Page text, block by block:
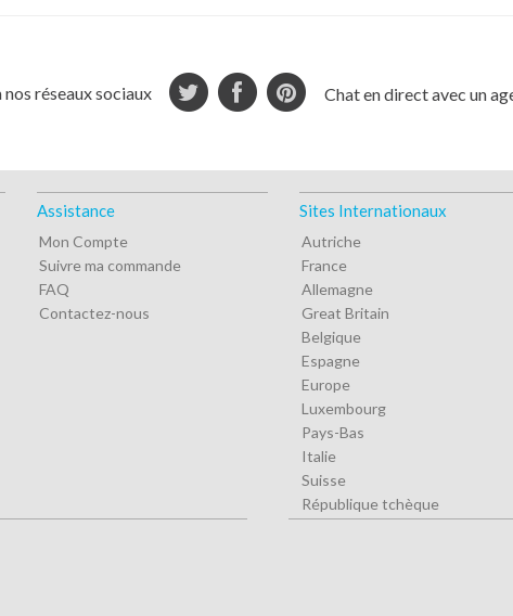
réseaux sociaux Chat en direct avec un
Assistance
Mon Compte
Suivre ma commande
FAQ
Contactez-nous
Sites Internationaux
Autriche
France
Allemagne
Great Britain
Belgique
Espagne
Europe
Luxembourg
Pays-Bas
Italie
Suisse
République tchèque